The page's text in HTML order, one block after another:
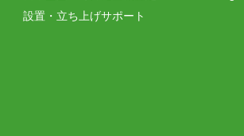
設置・立ち上げサポート